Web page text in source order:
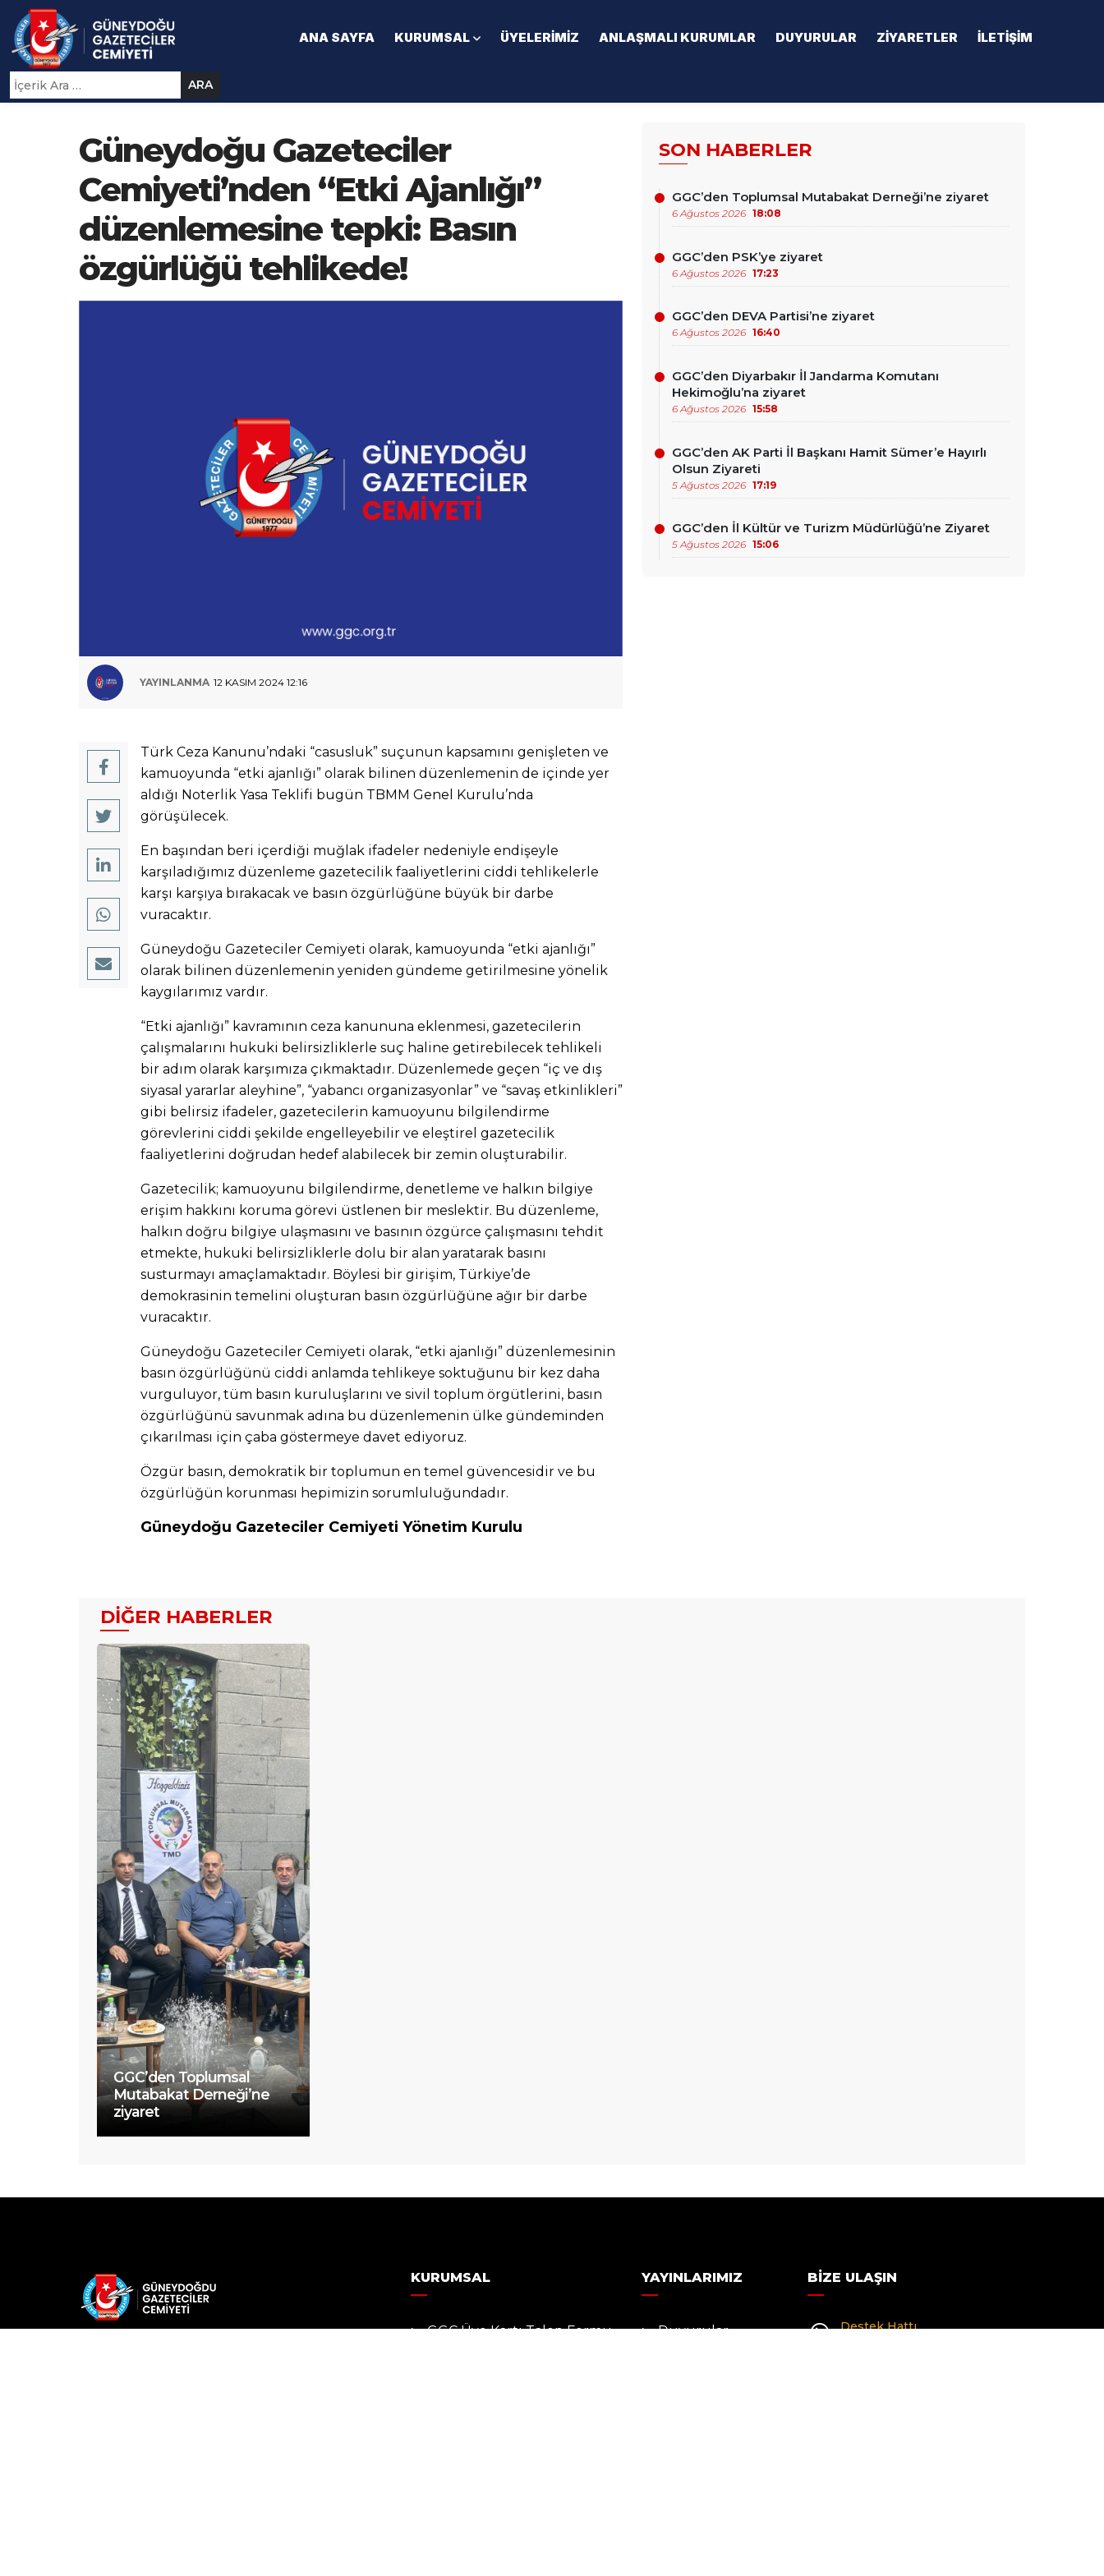
ANA SAYFA KURUMSAL ÜYELERIMIZ ANLAŞMALI KURUMLAR DUYURULAR ZIYARETLER İLETIŞIM
ARA
Güneydoğu Gazeteciler
Cemiyeti’nden “Etki Ajanlığı”
düzenlemesine tepki: Basın
özgürlüğü tehlikede!
YAYINLANMA 12 KASIM 2024 12:16
Türk Ceza Kanunu’ndaki “casusluk” suçunun kapsamını genişleten ve
kamuoyunda “etki ajanlığı” olarak bilinen düzenlemenin de içinde yer
aldığı Noterlik Yasa Teklifi bugün TBMM Genel Kurulu’nda
görüşülecek.
En başından beri içerdiği muğlak ifadeler nedeniyle endişeyle
karşıladığımız düzenleme gazetecilik faaliyetlerini ciddi tehlikelerle
karşı karşıya bırakacak ve basın özgürlüğüne büyük bir darbe
vuracaktır.
Güneydoğu Gazeteciler Cemiyeti olarak, kamuoyunda “etki ajanlığı”
olarak bilinen düzenlemenin yeniden gündeme getirilmesine yönelik
kaygılarımız vardır.
“Etki ajanlığı” kavramının ceza kanununa eklenmesi, gazetecilerin
çalışmalarını hukuki belirsizliklerle suç haline getirebilecek tehlikeli
bir adım olarak karşımıza çıkmaktadır. Düzenlemede geçen “iç ve dış
siyasal yararlar aleyhine”, “yabancı organizasyonlar” ve “savaş etkinlikleri”
gibi belirsiz ifadeler, gazetecilerin kamuoyunu bilgilendirme
görevlerini ciddi şekilde engelleyebilir ve eleştirel gazetecilik
faaliyetlerini doğrudan hedef alabilecek bir zemin oluşturabilir.
Gazetecilik; kamuoyunu bilgilendirme, denetleme ve halkın bilgiye
erişim hakkını koruma görevi üstlenen bir meslektir. Bu düzenleme,
halkın doğru bilgiye ulaşmasını ve basının özgürce çalışmasını tehdit
etmekte, hukuki belirsizliklerle dolu bir alan yaratarak basını
susturmayı amaçlamaktadır. Böylesi bir girişim, Türkiye’de
demokrasinin temelini oluşturan basın özgürlüğüne ağır bir darbe
vuracaktır.
Güneydoğu Gazeteciler Cemiyeti olarak, “etki ajanlığı” düzenlemesinin
basın özgürlüğünü ciddi anlamda tehlikeye soktuğunu bir kez daha
vurguluyor, tüm basın kuruluşlarını ve sivil toplum örgütlerini, basın
özgürlüğünü savunmak adına bu düzenlemenin ülke gündeminden
çıkarılması için çaba göstermeye davet ediyoruz.
Özgür basın, demokratik bir toplumun en temel güvencesidir ve bu
özgürlüğün korunması hepimizin sorumluluğundadır.
Güneydoğu Gazeteciler Cemiyeti Yönetim Kurulu
SON HABERLER
GGC’den Toplumsal Mutabakat Derneği’ne ziyaret
6 Ağustos 2026 18:08
GGC’den PSK’ye ziyaret
6 Ağustos 2026 17:23
GGC’den DEVA Partisi’ne ziyaret
6 Ağustos 2026 16:40
GGC’den Diyarbakır İl Jandarma Komutanı
Hekimoğlu’na ziyaret
6 Ağustos 2026 15:58
GGC’den AK Parti İl Başkanı Hamit Sümer’e Hayırlı
Olsun Ziyareti
5 Ağustos 2026 17:19
GGC’den İl Kültür ve Turizm Müdürlüğü’ne Ziyaret
5 Ağustos 2026 15:06
DIĞER HABERLER
GGC’den Toplumsal
Mutabakat Derneği’ne
ziyaret
KURUMSAL
GGC Üye Kartı Talep Formu
YAYINLARIMIZ
Duyurular
BIZE ULAŞIN
Destek Hattı